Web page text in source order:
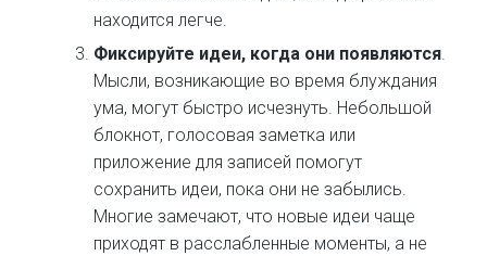
находится легче.
Фиксируйте идеи, когда они появляются.
Мысли, возникающие во время блуждания
ума, могут быстро исчезнуть. Небольшой
блокнот, голосовая заметка или
приложение для записей помогут
сохранить идеи, пока они не забылись.
Многие замечают, что новые идеи чаще
приходят в расслабленные моменты, а не